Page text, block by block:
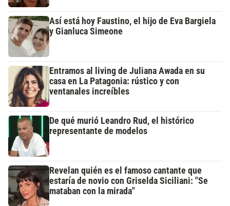
Así está hoy Faustino, el hijo de Eva Bargiela
y Gianluca Simeone
Entramos al living de Juliana Awada en su
casa en La Patagonia: rústico y con
ventanales increíbles
De qué murió Leandro Rud, el histórico
representante de modelos
Revelan quién es el famoso cantante que
estaría de novio con Griselda Siciliani: "Se
mataban con la mirada"